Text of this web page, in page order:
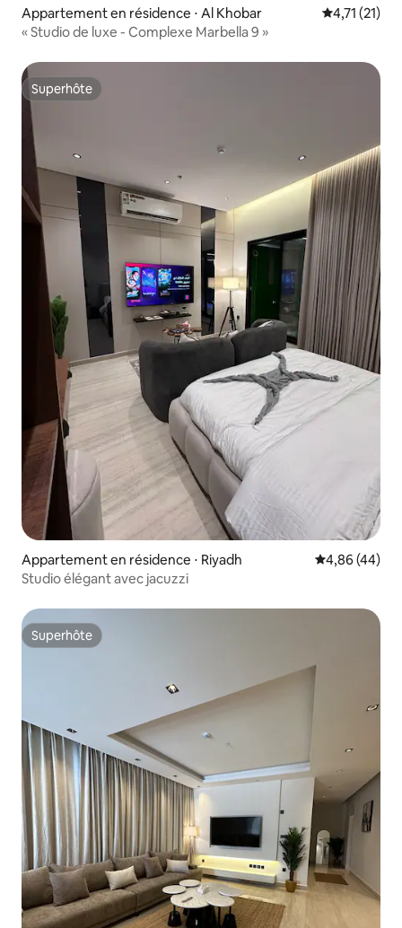
Appartement en résidence ⋅ Al Khobar Évaluation
4,71 (21)
« Studio de luxe - Complexe Marbella 9 »
Superhôte
Superhôte
Appartement en résidence ⋅ Riyadh Évaluation
4,86 (44)
Studio élégant avec jacuzzi
Superhôte
Superhôte